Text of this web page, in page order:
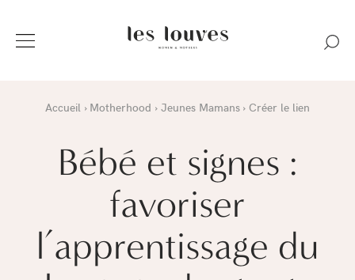
Accueil Motherhood Jeunes Mamans Créer le lien
Bébé et signes :
favoriser
l’apprentissage du